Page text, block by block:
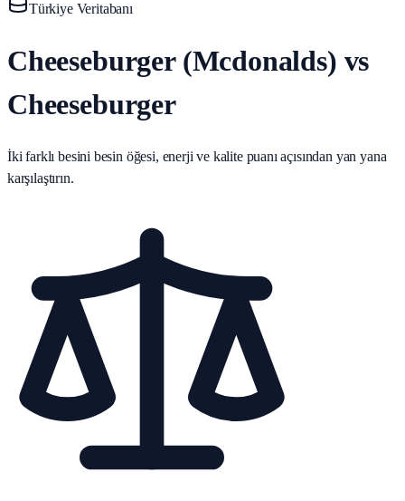
Türkiye Veritabanı
Cheeseburger (Mcdonalds) vs
Cheeseburger
İki farklı besini besin öğesi, enerji ve kalite puanı açısından yan yana
karşılaştırın.